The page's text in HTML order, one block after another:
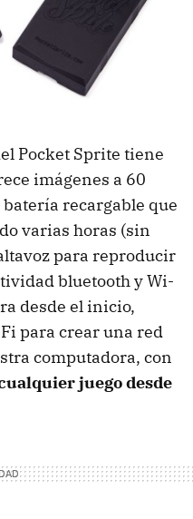
Pocket Sprite tiene
imágenes a 60
recargable que
varias horas (sin
para reproducir
bluetooth y Wi-
desde el inicio,
para crear una red
computadora, con
juego desde